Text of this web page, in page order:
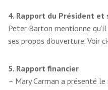
4. Rapport du Président et
Peter Barton mentionne
ses propos d’ouverture. Voir
5. Rapport financier
– Mary Carman a présenté